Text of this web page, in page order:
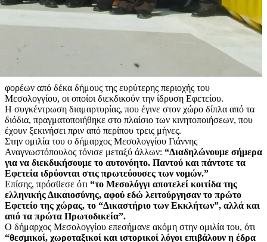
φορέων από δέκα δήμους της ευρύτερης περιοχής του
Μεσολογγίου, οι οποίοι διεκδικούν την ίδρυση Εφετείου.
Η συγκέντρωση διαμαρτυρίας, που έγινε στον χώρο δίπλα από τα
διόδια, πραγματοποιήθηκε στο πλαίσιο των κινητοποιήσεων, που
έχουν ξεκινήσει πριν από περίπου τρεις μήνες.
Στην ομιλία του ο δήμαρχος Μεσολογγίου Γιάννης
Αναγνωστόπουλος τόνισε μεταξύ άλλων: “Διαδηλώνουμε σήμερα
για να διεκδικήσουμε το αυτονόητο. Παντού και πάντοτε τα
Εφετεία ιδρύονται στις πρωτεύουσες των νομών.”
Επίσης, πρόσθεσε ότι “το Μεσολόγγι αποτελεί κοιτίδα της
ελληνικής Δικαιοσύνης, αφού εδώ λειτούργησαν το πρώτο
Εφετείο της χώρας, το “Δικαστήριο των Εκκλήτων”, αλλά και
από τα πρώτα Πρωτοδικεία”.
Ο δήμαρχος Μεσολογγίου επεσήμανε ακόμη στην ομιλία του, ότι
“θεσμικοί, χωροταξικοί και ιστορικοί λόγοι επιβάλουν η έδρα